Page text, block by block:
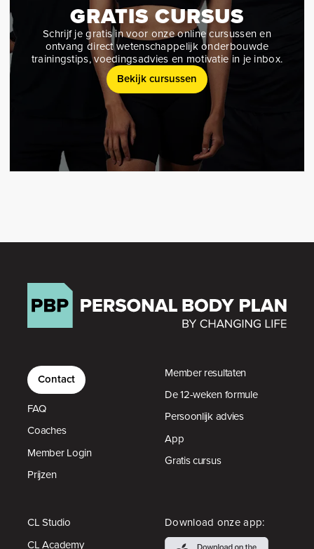
GRATIS CURSUS
Schrijf je gratis in voor onze online cursussen en
ontvang direct wetenschappelijk onderbouwde
trainingstips, voedingsadvies en motivatie in je inbox.
Bekijk cursussen
Contact
FAQ
Coaches
Member Login
Prijzen
Member resultaten
De 12-weken formule
Persoonlijk advies
App
Gratis cursus
CL Studio
CL Academy
Download onze app: